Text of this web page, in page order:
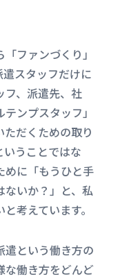
ファンづくり」
遣スタッフだけに
フ、派遣先、社
ンプスタッフ」
だくための取り
うことではな
めに「もうひと手
ないか？」と、私
考えています。
遣という働き方の
な働き方をどんど